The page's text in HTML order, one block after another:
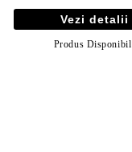
Vezi detalii
Produs Disponibil